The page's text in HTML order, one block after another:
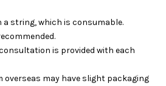
a string, which is consumable.
is provided with each
overseas may have slight packaging